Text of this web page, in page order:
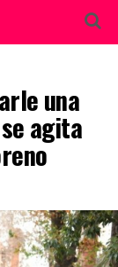
una
agita